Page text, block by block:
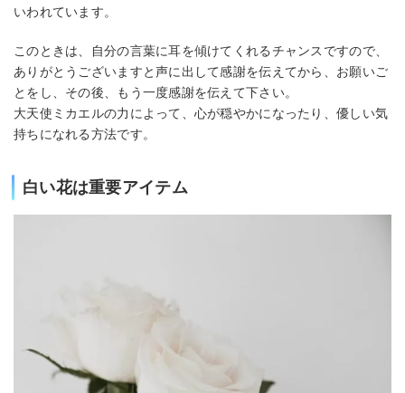
いわれています。
このときは、自分の言葉に耳を傾けてくれるチャンスですので、
ありがとうございますと声に出して感謝を伝えてから、お願いご
とをし、その後、もう一度感謝を伝えて下さい。
大天使ミカエルの力によって、心が穏やかになったり、優しい気
持ちになれる方法です。
白い花は重要アイテム